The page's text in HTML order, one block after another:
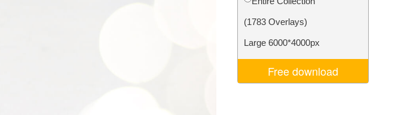
(1783 Overlays)
Large 6000*4000px
Free download